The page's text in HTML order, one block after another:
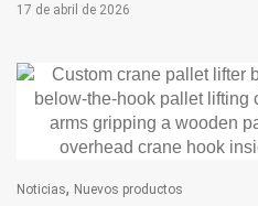
17 de abril de 2026
Noticias, Nuevos productos